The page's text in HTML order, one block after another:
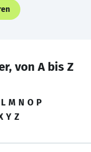
von A bis Z
L M N O P
Y Z